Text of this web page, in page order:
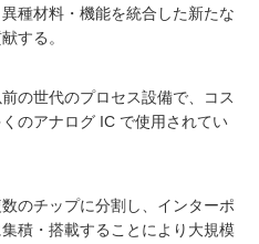
種材料・機能を統合した新たな
する。
の世代のプロセス設備で、コス
のアナログ IC で使用されてい
のチップに分割し、インターポ
積・搭載することにより大規模